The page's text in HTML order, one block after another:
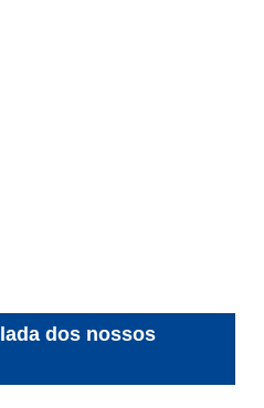
dos nossos